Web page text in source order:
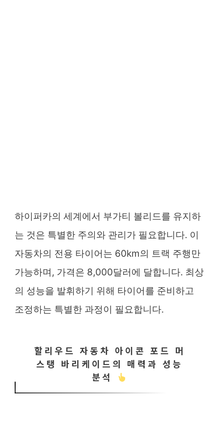
하이퍼카의 세계에서 부가티 볼리드를 유지하
는 것은 특별한 주의와 관리가 필요합니다. 이
자동차의 전용 타이어는 60km의 트랙 주행만
가능하며, 가격은 8,000달러에 달합니다. 최상
의 성능을 발휘하기 위해 타이어를 준비하고
조정하는 특별한 과정이 필요합니다.
할리우드 자동차 아이콘 포드 머
스탱 바리케이드의 매력과 성능
분석